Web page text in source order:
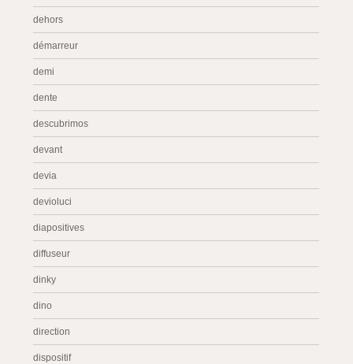
dehors
démarreur
demi
dente
descubrimos
devant
devia
devioluci
diapositives
diffuseur
dinky
dino
direction
dispositif